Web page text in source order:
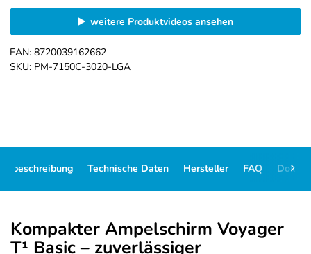
weitere Produktvideos ansehen
EAN: 8720039162662
SKU: PM-7150C-3020-LGA
Technische Daten Hersteller FAQ
Kompakter Ampelschirm Voyager
T¹ Basic – zuverlässiger